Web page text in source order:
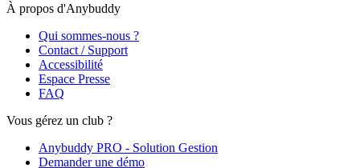
À propos d'Anybuddy
Qui sommes-nous ?
Contact / Support
Accessibilité
Espace Presse
FAQ
Vous gérez un club ?
Anybuddy PRO - Solution Gestion
Demander une démo